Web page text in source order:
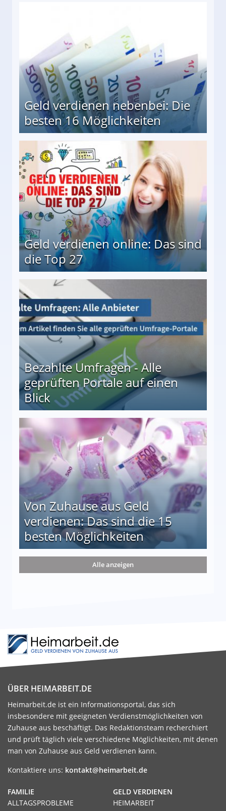
Geld verdienen nebenbei: Die
besten 16 Möglichkeiten
Geld verdienen online: Das sind
die Top 27
Bezahlte Umfragen - Alle
geprüften Portale auf einen
Blick
auf einen Blick
Von Zuhause aus Geld
verdienen: Das sind die 15
besten Möglichkeiten
die 15 besten Möglichkeiten
Alle anzeigen
ÜBER HEIMARBEIT.DE
Heimarbeit.de ist ein Informationsportal, das sich
insbesondere mit geeigneten Verdienstmöglichkeiten von
Zuhause aus beschäftigt. Das Redaktionsteam recherchiert
und prüft täglich viele verschiedene Möglichkeiten, mit denen
man von Zuhause aus Geld verdienen kann.
Kontaktiere uns: kontakt@heimarbeit.de
GELD VERDIENEN
HEIMARBEIT
FAMILIE
ALLTAGSPROBLEME